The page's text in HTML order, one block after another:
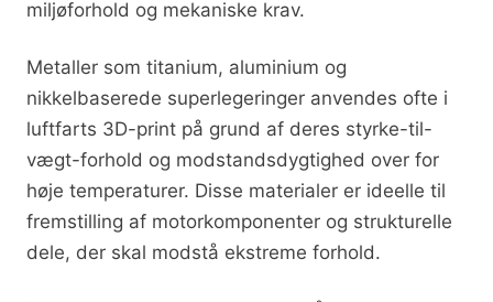
miljøforhold og mekaniske krav.
Metaller som titanium, aluminium og
nikkelbaserede superlegeringer anvendes ofte i
luftfarts 3D-print på grund af deres styrke-til-
vægt-forhold og modstandsdygtighed over for
høje temperaturer. Disse materialer er ideelle til
fremstilling af motorkomponenter og strukturelle
dele, der skal modstå ekstreme forhold.